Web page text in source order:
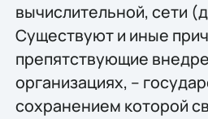
вычислительной, сети
Существуют и иные
препятствующие
организациях, –
сохранением которой